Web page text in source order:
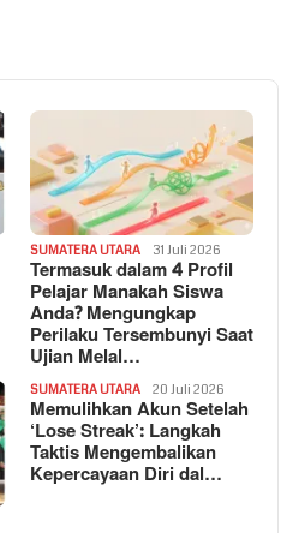
SUMATERA UTARA 31 Juli 2026
Termasuk dalam 4 Profil
Pelajar Manakah Siswa
Anda? Mengungkap
Perilaku Tersembunyi Saat
Ujian Melal…
SUMATERA UTARA 20 Juli 2026
Memulihkan Akun Setelah
‘Lose Streak’: Langkah
Taktis Mengembalikan
Kepercayaan Diri dal…